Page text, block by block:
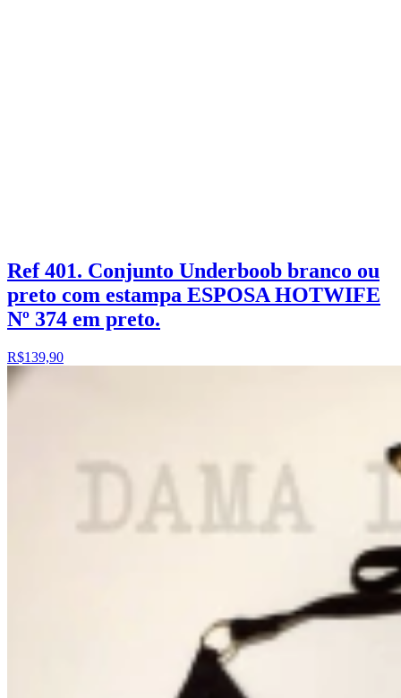
Ref 401. Conjunto Underboob branco ou
preto com estampa ESPOSA HOTWIFE
Nº 374 em preto.
R$139,90